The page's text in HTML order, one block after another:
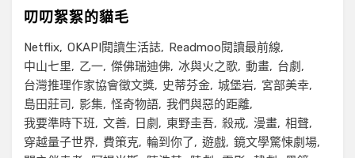
叨叨絮絮的貓毛
Netflix OKAPI閱讀生活誌
Readmoo閱讀最前線
中山七里
乙一 傑佛瑞迪佛 冰與火之歌 動畫
台劇
台灣推理作家協會徵文獎
史蒂芬金 城堡岩
宮部美幸
島田莊司
影集 怪奇物語 我們與惡的距離
我要準時下班
文善 日劇 東野圭吾 殺戒 漫畫 相聲
穿越量子世界
費策克 輪到你了 遊戲 鏡文學驚悚劇場